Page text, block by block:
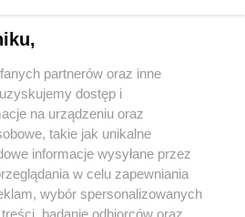
partnerów oraz inne
dostęp i
na urządzeniu oraz
takie jak unikalne
informacje wysyłane przez
w celu zapewniania
wybór spersonalizowanych
badanie odbiorców oraz